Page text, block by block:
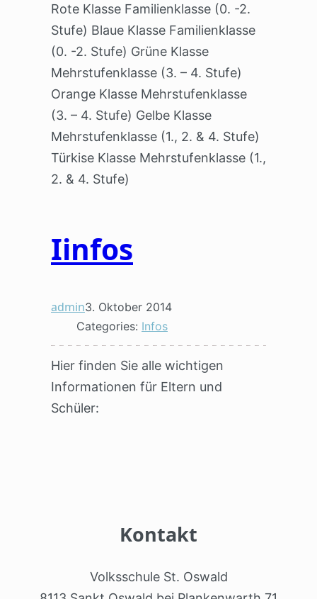
Rote Klasse Familienklasse (0. -2.
Stufe) Blaue Klasse Familienklasse
(0. -2. Stufe) Grüne Klasse
Mehrstufenklasse (3. – 4. Stufe)
Orange Klasse Mehrstufenklasse
(3. – 4. Stufe) Gelbe Klasse
Mehrstufenklasse (1., 2. & 4. Stufe)
Türkise Klasse Mehrstufenklasse (1.,
2. & 4. Stufe)
Iinfos
admin3. Oktober 2014
Categories: Infos
Hier finden Sie alle wichtigen
Informationen für Eltern und
Schüler:
Kontakt
Volksschule St. Oswald